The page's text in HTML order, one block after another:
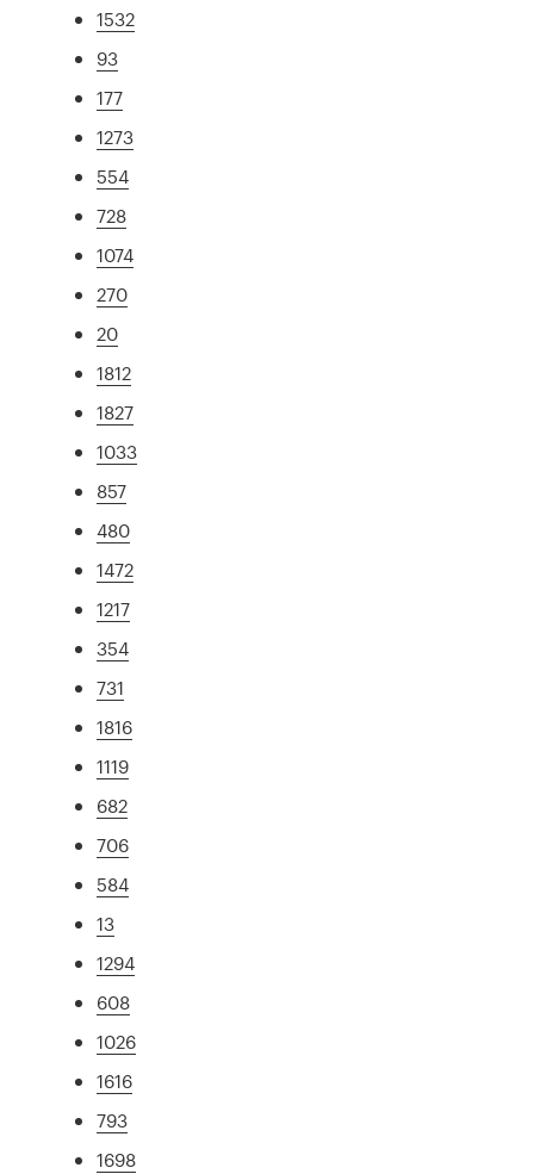
1532
93
177
1273
554
728
1074
270
20
1812
1827
1033
857
480
1472
1217
354
731
1816
1119
682
706
584
13
1294
608
1026
1616
793
1698